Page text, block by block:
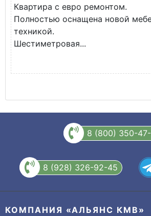
Квартира с евро ремонтом.
Полностью оснащена новой
техникой.
Шестиметровая...
8 (800) 350-
8 (928) 326-92-45
КОМПАНИЯ «АЛЬЯНС КМВ»